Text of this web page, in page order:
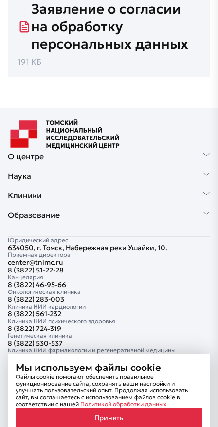
Мы используем файлы cookie
Файлы cookie помогают обеспечить правильное
функционирование сайта, сохранять ваши настройки и
улучшать пользовательский опыт. Продолжая использовать
сайт, вы соглашаетесь с использованием файлов cookie в
соответствии с нашей Политикой обработки данных.
Принять
Заявление о согласии
на обработку
персональных данных
191 КБ
О центре
Наука
Клиники
Образование
Сведения об образовательной организации
Комплексная безопасность
Информационная безопасность
Внутренний контроль
Противодействие коррупции
Юридический адрес
634050, г. Томск, Набережная реки Ушайки, 10.
Приемная директора
center@tnimc.ru
8 (3822) 51-22-28
Канцелярия
8 (3822) 46-95-66
Онкологическая клиника
8 (3822) 283-003
Клиника НИИ кардиологии
8 (3822) 561-232
Клиника НИИ психического здоровья
8 (3822) 724-319
Генетическая клиника
8 (3822) 530-537
Клиника НИИ фармакологии и регенеративной медицины
Клиника Тюменского кардиологического научного центра
8 (3452) 681-414